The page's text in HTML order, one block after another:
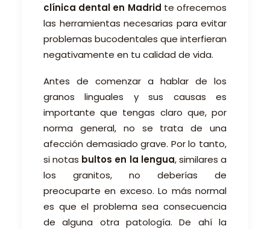
clínica dental en Madrid te ofrecemos
las herramientas necesarias para evitar
problemas bucodentales que interfieran
negativamente en tu calidad de vida.
Antes de comenzar a hablar de los
granos linguales y sus causas es
importante que tengas claro que, por
norma general, no se trata de una
afección demasiado grave. Por lo tanto,
si notas bultos en la lengua, similares a
los granitos, no deberías de
preocuparte en exceso. Lo más normal
es que el problema sea consecuencia
de alguna otra patología. De ahí la